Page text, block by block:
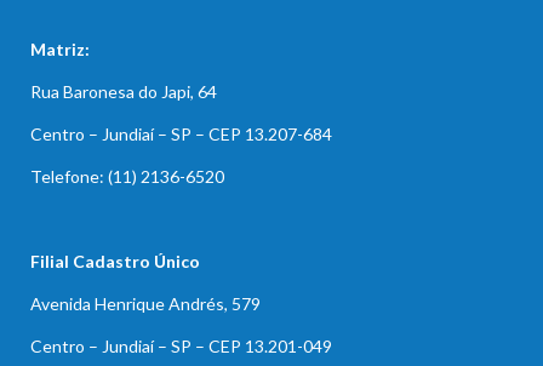
Matriz:
Rua Baronesa do Japi, 64
Centro – Jundiaí – SP – CEP 13.207-684
Telefone: (11) 2136-6520
Filial Cadastro Único
Avenida Henrique Andrés, 579
Centro – Jundiaí – SP – CEP 13.201-049